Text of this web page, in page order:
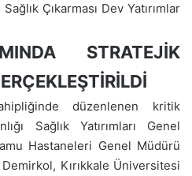
STRATEJİK
düzenlenen kritik
Sağlık Yatırımları Genel
Hastaneleri Genel Müdürü
Kırıkkale Üniversitesi